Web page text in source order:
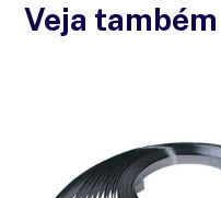
Veja também